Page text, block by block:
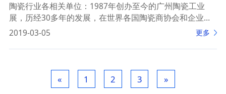
陶瓷行业各相关单位：1987年创办至今的广州陶瓷工业
展，历经30多年的发展，在世界各国陶瓷商协会和企业的
共同支持下，从当初的单一机械展示发展到涵盖原辅料、
2019-03-05 更多
« 1 2 3 »